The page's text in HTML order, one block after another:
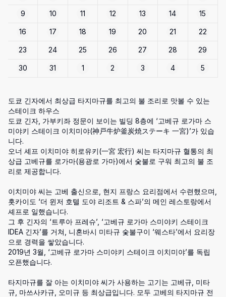
9 10 11 12 13 14 15
16 17 18 19 20 21 22
23 24 25 26 27 28 29
30 31 1 2 3 4 5
도쿄 긴자에서 최상급 타지마규를 최고의 불 조리로 맛볼 수 있는
스테이크 하우스
도쿄 긴자, 가부키좌 정문이 보이는 빌딩 8층에 ‘고베규 로가마 스
미야키 스테이크 이치미야(神戸牛炉釜炭焼ステーキ 一宮)’가 있습
니다.
오너 셰프 이치미야 히로유키(一宮 宏行) 씨는 타지마규 혈통의 최
상급 고베규를 로가마(용광로 가마)에서 숯불로 구워 최고의 불 조
리로 제공합니다.
이치미야 씨는 고베 출신으로, 현지 프랑스 요리점에서 수련했으며,
홋카이도 ‘더 윈저 호텔 도야 리조트 & 스파’의 메인 레스토랑에서
셰프로 일했습니다.
그 후 긴자의 ‘트루아 프레슈’, ‘고베규 로가마 스미야키 스테이크
IDEA 긴자’를 거쳐, 니혼바시 미타규 숯불구이 ‘웨스타’에서 요리장
으로 경력을 쌓았습니다.
2019년 3월, ‘고베규 로가마 스미야키 스테이크 이치미야’를 독립
오픈했습니다.
타지마규를 잘 아는 이치미야 씨가 사용하는 고기는 고베규, 미타
규, 마쓰사카규, 오미규 등 최상급입니다. 모두 고베의 타지마규 전